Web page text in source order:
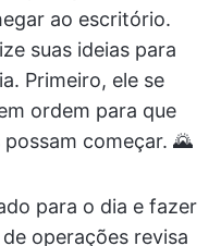
ao escritório.
suas ideias para
Primeiro, ele se
ordem para que
começar. 🌄
para o dia e fazer
operações revisa